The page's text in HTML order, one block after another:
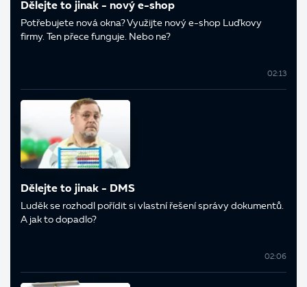
Dělejte to jinak - nový e-shop
Potřebujete nová okna? Využijte nový e-shop Luďkovy
firmy. Ten přece funguje. Nebo ne?
02:13
Dělejte to jinak - DMS
Luděk se rozhodl pořídit si vlastní řešení správy dokumentů.
A jak to dopadlo?
02:06